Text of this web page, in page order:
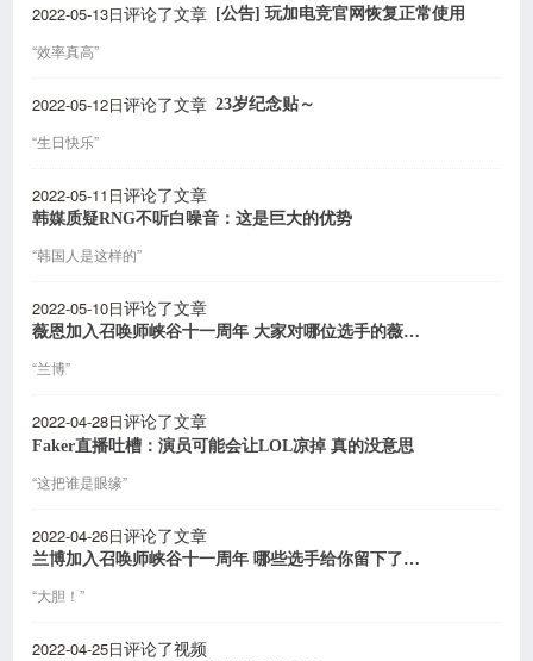
2022-05-13日评论了文章 [公告] 玩加电竞官网恢复正常使用
“效率真高”
2022-05-12日评论了文章 23岁纪念贴～
“生日快乐”
2022-05-11日评论了文章
韩媒质疑RNG不听白噪音：这是巨大的优势
“韩国人是这样的”
2022-05-10日评论了文章
薇恩加入召唤师峡谷十一周年 大家对哪位选手的薇恩印象最深？
“兰博”
2022-04-28日评论了文章
Faker直播吐槽：演员可能会让LOL凉掉 真的没意思
“这把谁是眼缘”
2022-04-26日评论了文章
兰博加入召唤师峡谷十一周年 哪些选手给你留下了深刻印象？
“大胆！”
2022-04-25日评论了视频